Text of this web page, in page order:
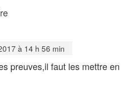
à 14 h 56 min
preuves,il faut les mettre en